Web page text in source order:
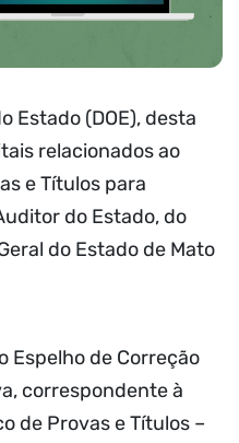
Estado (DOE), desta
relacionados ao
e Títulos para
do Estado, do
do Estado de Mato
Espelho de Correção
correspondente à
de Provas e Títulos –